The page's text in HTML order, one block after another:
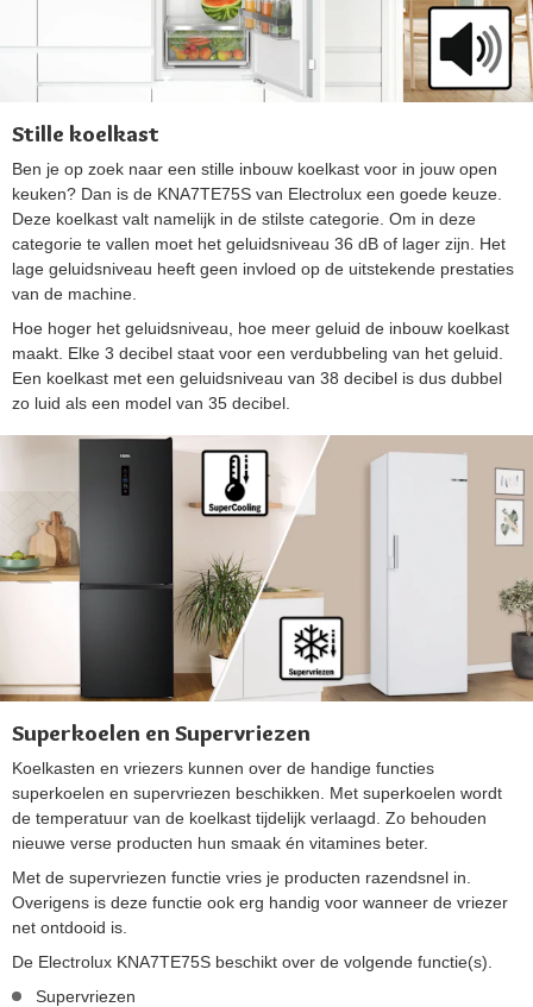
Stille koelkast
Ben je op zoek naar een stille inbouw koelkast voor in jouw open
keuken? Dan is de KNA7TE75S van Electrolux een goede keuze.
Deze koelkast valt namelijk in de stilste categorie. Om in deze
categorie te vallen moet het geluidsniveau 36 dB of lager zijn. Het
lage geluidsniveau heeft geen invloed op de uitstekende prestaties
van de machine.
Hoe hoger het geluidsniveau, hoe meer geluid de inbouw koelkast
maakt. Elke 3 decibel staat voor een verdubbeling van het geluid.
Een koelkast met een geluidsniveau van 38 decibel is dus dubbel
zo luid als een model van 35 decibel.
Superkoelen en Supervriezen
Koelkasten en vriezers kunnen over de handige functies
superkoelen en supervriezen beschikken. Met superkoelen wordt
de temperatuur van de koelkast tijdelijk verlaagd. Zo behouden
nieuwe verse producten hun smaak én vitamines beter.
Met de supervriezen functie vries je producten razendsnel in.
Overigens is deze functie ook erg handig voor wanneer de vriezer
net ontdooid is.
De Electrolux KNA7TE75S beschikt over de volgende functie(s).
Supervriezen